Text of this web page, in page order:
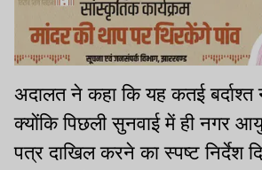
अदालत ने कहा कि यह कतई बर्दाश्त
क्योंकि पिछली सुनवाई में ही नगर
पत्र दाखिल करने का स्पष्ट निर्देश